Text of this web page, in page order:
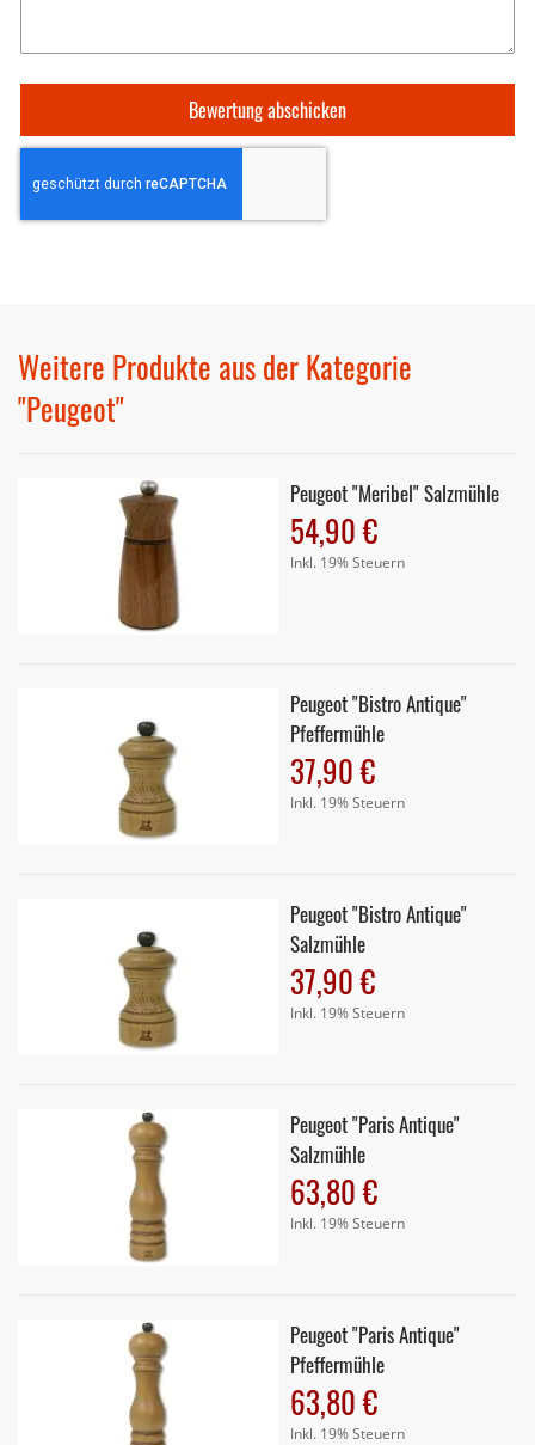
Bewertung abschicken
Weitere Produkte aus der Kategorie
"Peugeot"
Peugeot "Meribel" Salzmühle
54,90 €
Inkl. 19% Steuern
Peugeot "Bistro Antique"
Pfeffermühle
37,90 €
Inkl. 19% Steuern
Peugeot "Bistro Antique"
Salzmühle
37,90 €
Inkl. 19% Steuern
Peugeot "Paris Antique"
Salzmühle
63,80 €
Inkl. 19% Steuern
Peugeot "Paris Antique"
Pfeffermühle
63,80 €
Inkl. 19% Steuern